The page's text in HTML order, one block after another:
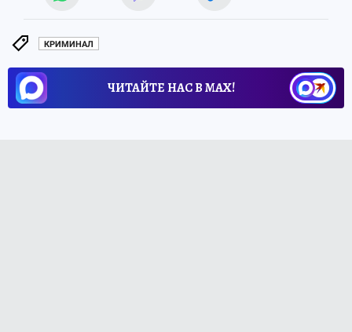
КРИМИНАЛ
ЧИТАЙТЕ НАС В МАХ!